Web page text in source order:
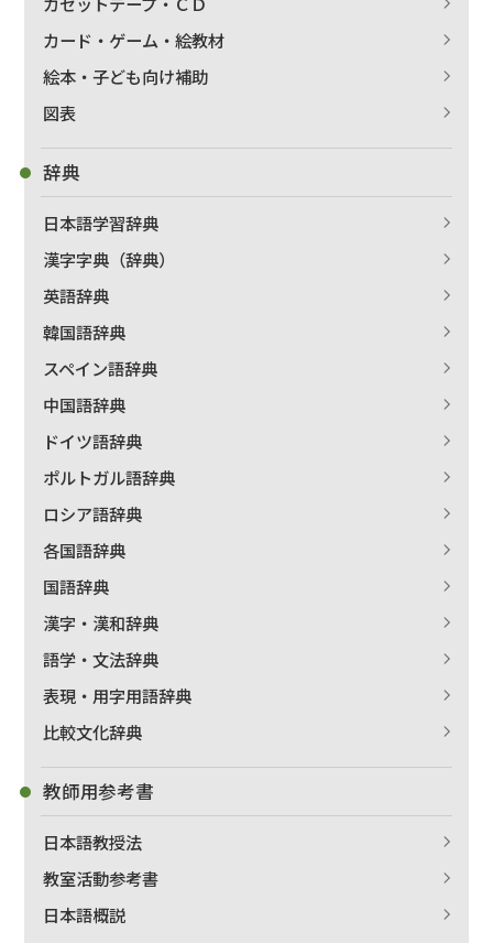
カード・ゲーム・絵教材
絵本・子ども向け補助
図表
辞典
日本語学習辞典
漢字字典（辞典）
英語辞典
韓国語辞典
スペイン語辞典
中国語辞典
ドイツ語辞典
ポルトガル語辞典
ロシア語辞典
各国語辞典
国語辞典
漢字・漢和辞典
語学・文法辞典
表現・用字用語辞典
比較文化辞典
教師用参考書
日本語教授法
教室活動参考書
日本語概説